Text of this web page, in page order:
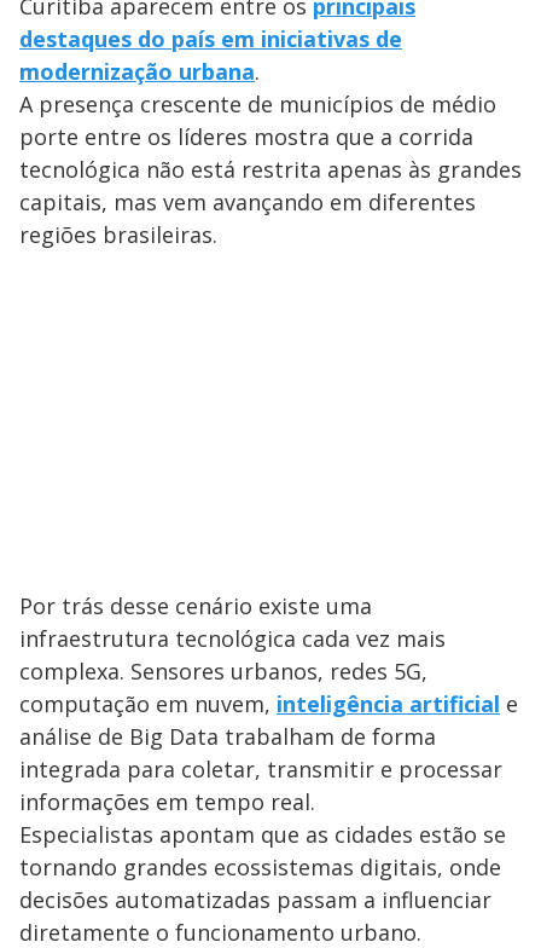
destaques do país em iniciativas de
modernização urbana.
A presença crescente de municípios de médio
porte entre os líderes mostra que a corrida
tecnológica não está restrita apenas às grandes
capitais, mas vem avançando em diferentes
regiões brasileiras.
Por trás desse cenário existe uma
infraestrutura tecnológica cada vez mais
complexa. Sensores urbanos, redes 5G,
computação em nuvem, inteligência artificial e
análise de Big Data trabalham de forma
integrada para coletar, transmitir e processar
informações em tempo real.
Especialistas apontam que as cidades estão se
tornando grandes ecossistemas digitais, onde
decisões automatizadas passam a influenciar
diretamente o funcionamento urbano.